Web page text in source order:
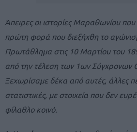
Άπειρες οι ιστορίες Μαραθωνίου
πρώτη φορά που διεξήχθη το
Πρωτάθλημα στις 10 Μαρτίου του
από την τέλεση των 1ων
Ξεχωρίσαμε δέκα από αυτές, άλλες
στατιστικές, με στοιχεία που δεν
φίλαθλο κοινό.